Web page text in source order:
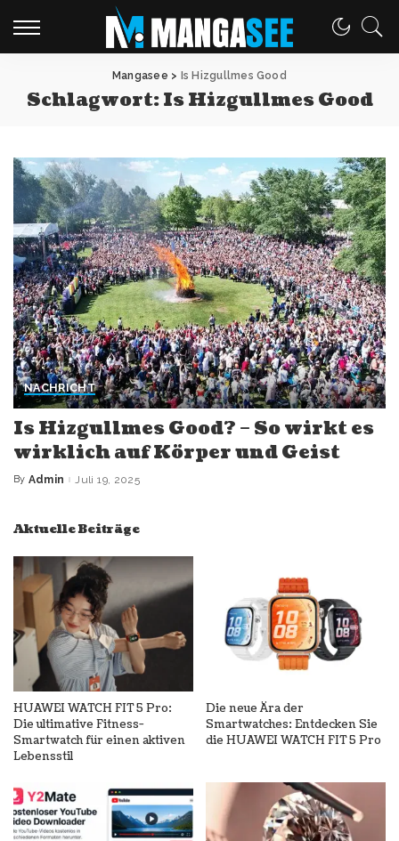
Mangasee > Is Hizgullmes Good
Schlagwort:Is Hizgullmes Good
NACHRICHT
Is Hizgullmes Good? – So wirkt es
wirklich auf Körper und Geist
Posted
By Admin Juli 19, 2025
Aktuelle Beiträge
HUAWEI WATCH FIT 5 Pro:
Die ultimative Fitness-
Smartwatch für einen aktiven
Lebensstil
Die neue Ära der
Smartwatches: Entdecken Sie
die HUAWEI WATCH FIT 5 Pro